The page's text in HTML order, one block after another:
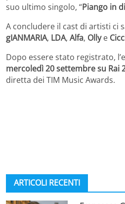
suo ultimo singolo, “Piango in
A concludere il cast di artisti ci
gIANMARIA, LDA, Alfa, Ollye
Dopo essere stato registrato,
mercoledì 20 settembre su Rai
diretta dei TIM Music Awards.
ARTICOLI RECENTI